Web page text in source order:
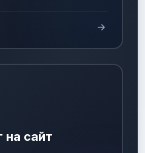
сайт